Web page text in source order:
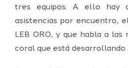
tres equipos. A ello hay
asistencias por encuentro,
LEB ORO, y que habla a las
coral que está desarrollando